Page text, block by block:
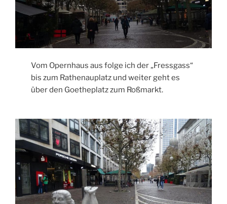
Vom Opernhaus aus folge ich der „Fressgass“
bis zum Rathenauplatz und weiter geht es
über den Goetheplatz zum Roßmarkt.